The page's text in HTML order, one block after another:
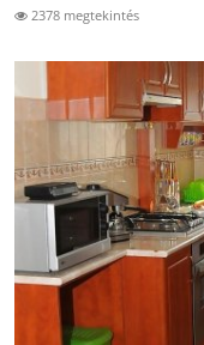
2378 megtekintés